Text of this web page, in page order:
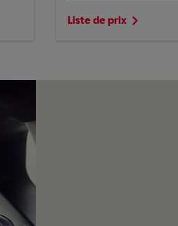
Liste de prix